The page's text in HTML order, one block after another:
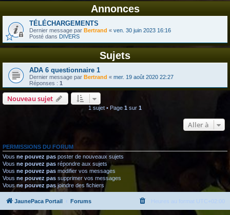
Annonces
TÉLÉCHARGEMENTS
Dernier message par Bertrand « ven. 30 juin 2023 16:16
Posté dans DIVERS
Sujets
ADA 6 questionnaire 1
Dernier message par Bertrand « mer. 19 août 2020 22:27
Réponses : 1
Nouveau sujet
1 sujet • Page 1 sur 1
Aller à
PERMISSIONS DU FORUM
Vous ne pouvez pas poster de nouveaux sujets
Vous ne pouvez pas répondre aux sujets
Vous ne pouvez pas modifier vos messages
Vous ne pouvez pas supprimer vos messages
Vousne pouvez pas joindre des fichiers
JaunePaca Portail Forums Heures au format UTC+02:00